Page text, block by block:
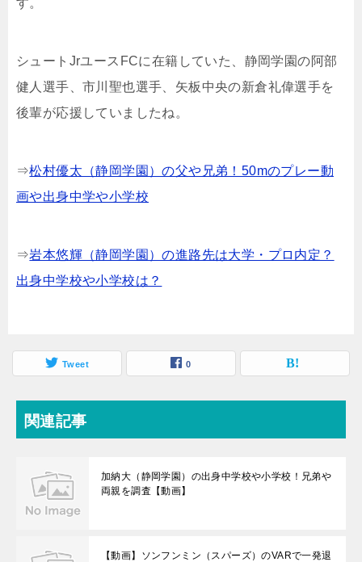
す。
シュートJrユースFCに在籍していた、静岡学園の阿部
健人選手、市川聖也選手、矢板中央の新倉礼偉選手を
後輩が応援していましたね。
⇒松村優太（静岡学園）の父や兄弟！50mのプレー動
画や出身中学や小学校
⇒岩本悠輝（静岡学園）の進路先は大学・プロ内定？
出身中学校や小学校は？
Tweet 0
関連記事
加納大（静岡学園）の出身中学校や小学校！兄弟や
両親を調査【動画】
【動画】ソンフンミン（スパーズ）のVARで一発退